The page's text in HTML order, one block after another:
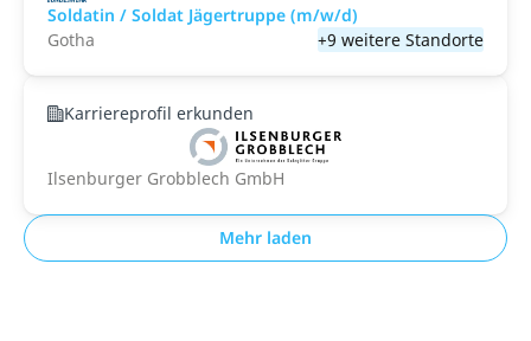
Soldatin / Soldat Jägertruppe (m/w/d)
Gotha
+9 weitere Standorte
Karriereprofil erkunden
Ilsenburger Grobblech GmbH
Mehr laden